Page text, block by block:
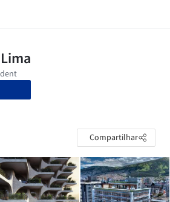
Compartilhar